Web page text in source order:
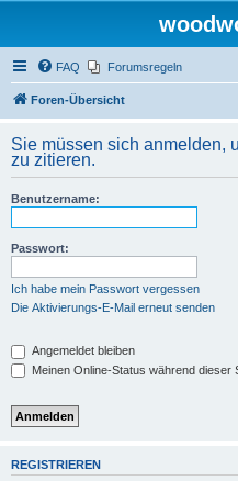
FAQ Forumsregeln
Foren-Übersicht
Sie müssen sich anmelden,
zu zitieren.
Benutzername:
Passwort:
Ich habe mein Passwort vergessen
Die Aktivierungs-E-Mail erneut senden
Angemeldet bleiben
Meinen Online-Status während dieser
REGISTRIEREN